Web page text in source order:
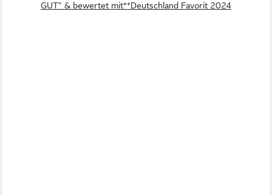
GUT" & bewertet mit**Deutschland Favorit 2024